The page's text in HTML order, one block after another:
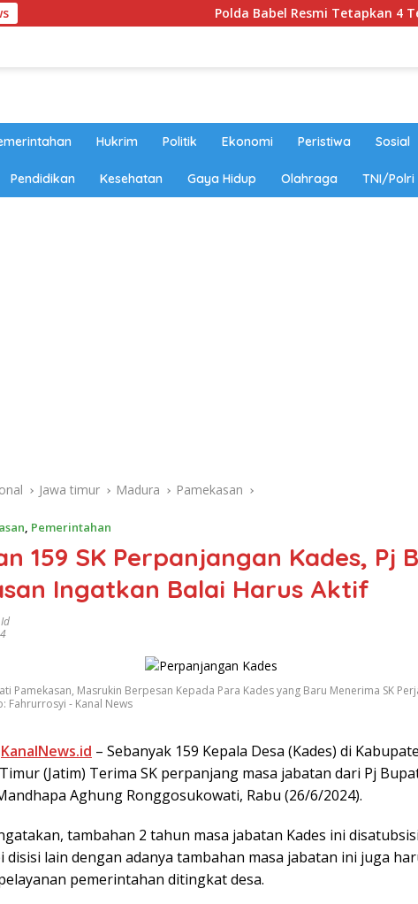
Polda Babel Resmi Tetapkan 4
Hukrim Politik Ekonomi Peristiwa Sosial
Pendidikan Kesehatan Gaya Hidup Olahraga TNI/Polri
Jawa timur Madura Pamekasan
, Pemerintahan
159 SK Perpanjangan Kades, Pj
Ingatkan Balai Harus Aktif
Pamekasan, Masrukin Berpesan Kepada Para Kades yang Baru Menerima SK
Fahrurrosyi - Kanal News
KanalNews.id – Sebanyak 159 Kepala Desa (Kades) di
(Jatim) Terima SK perpanjang masa jabatan dari Pj
Aghung Ronggosukowati, Rabu (26/6/2024).
tambahan 2 tahun masa jabatan Kades ini
disisi lain dengan adanya tambahan masa jabatan ini juga
pemerintahan ditingkat desa.